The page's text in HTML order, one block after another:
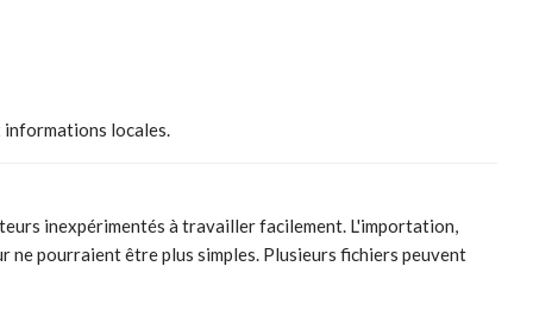
informations locales.
inexpérimentés à travailler facilement. L'importation,
pourraient être plus simples. Plusieurs fichiers peuvent